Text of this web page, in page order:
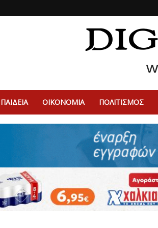
ΠΑΙΔΕΙΑ ΟΙΚΟΝΟΜΙΑ ΠΟΛΙΤΙΣΜΌΣ